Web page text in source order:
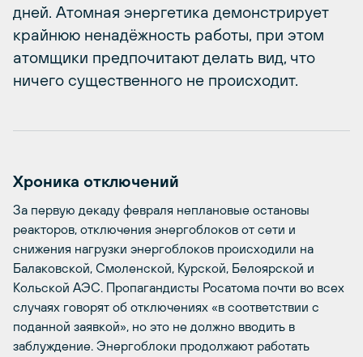
дней. Атомная энергетика демонстрирует
крайнюю ненадёжность работы, при этом
атомщики предпочитают делать вид, что
ничего существенного не происходит.
Хроника отключений
За первую декаду февраля неплановые остановы
реакторов, отключения энергоблоков от сети и
снижения нагрузки энергоблоков происходили на
Балаковской, Смоленской, Курской, Белоярской и
Кольской АЭС. Пропагандисты Росатома почти во всех
случаях говорят об отключениях «в соответствии с
поданной заявкой», но это не должно вводить в
заблуждение. Энергоблоки продолжают работать